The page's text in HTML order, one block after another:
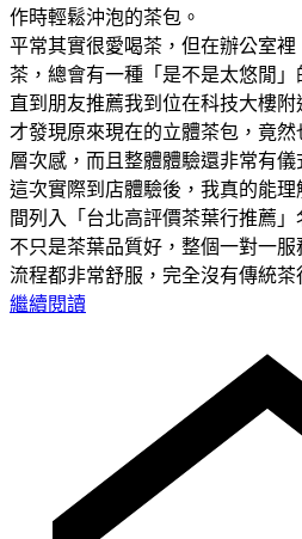
作時輕鬆沖泡的茶包。
平常其實很愛喝茶，但在辦公室
茶，總會有一種「是不是太悠閒」
直到朋友推薦我到位在科技大樓附
才發現原來現在的立體茶包，竟
層次感，而且整體體驗還非常有儀
這次實際到店體驗後，我真的能
間列入「台北高評價茶葉行推薦」
不只是茶葉品質好，整個一對一
流程都非常舒服，完全沒有傳統茶
繼續閱讀